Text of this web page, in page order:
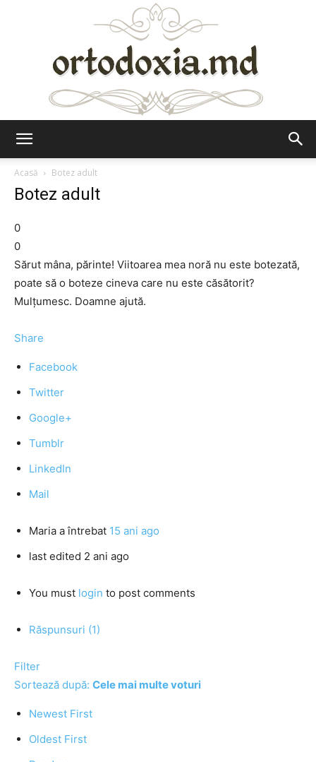
Acasă
Botez adult
Botez adult
0
0
Sărut mâna, părinte! Viitoarea mea noră nu este botezată,
poate să o boteze cineva care nu este căsătorit?
Mulţumesc. Doamne ajută.
Share
Facebook
Twitter
Google+
Tumblr
LinkedIn
Mail
Maria a întrebat 15 ani ago
last edited 2 ani ago
You must login to post comments
Răspunsuri (1)
Filter
Sortează după: Cele mai multe voturi
Newest First
Oldest First